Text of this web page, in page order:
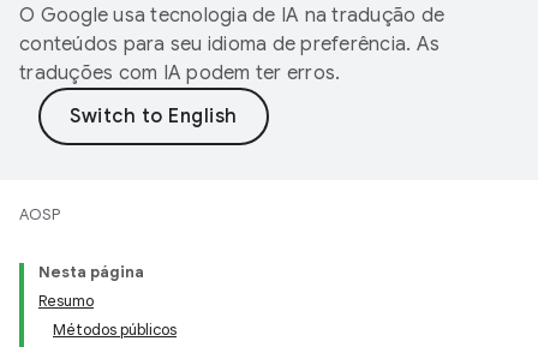
O Google usa tecnologia de IA na tradução de
conteúdos para seu idioma de preferência. As
traduções com IA podem ter erros.
AOSP
Nesta página
Resumo
Métodos públicos